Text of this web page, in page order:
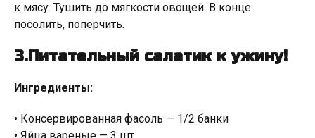
к мясу. Тушить до мягкости овощей. В конце
посолить, поперчить.
3.Питательный салатик к ужину!
Ингредиенты:
• Консервированная фасоль — 1/2 банки